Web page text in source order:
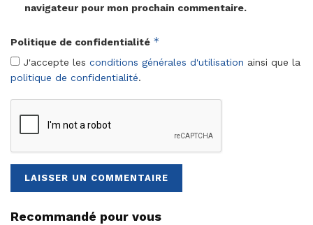
navigateur pour mon prochain commentaire.
Politique de confidentialité *
J'accepte les conditions générales d'utilisation ainsi que la
politique de confidentialité.
Recommandé pour vous